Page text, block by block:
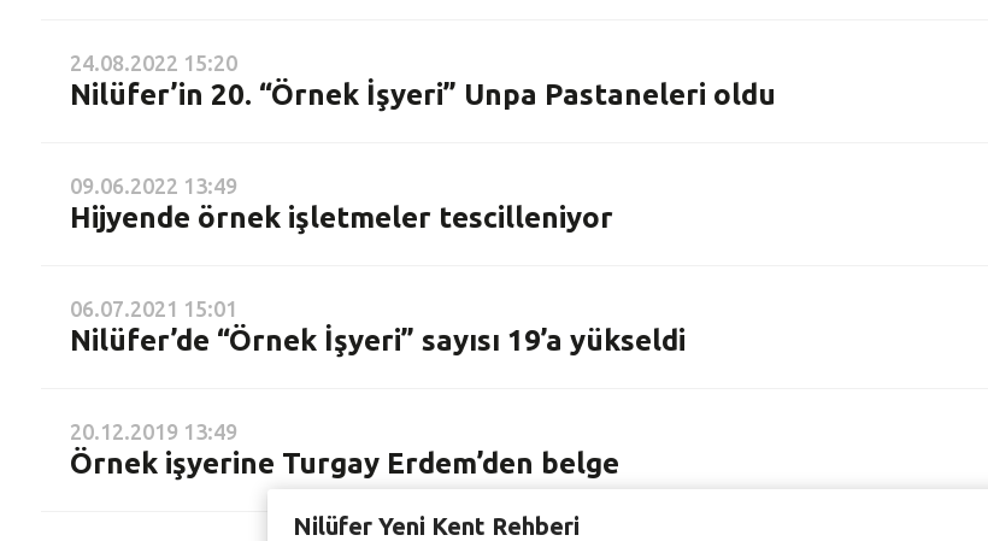
24.08.2022 15:20
Nilüfer’in 20. “Örnek İşyeri” Unpa Pastaneleri oldu
09.06.2022 13:49
Hijyende örnek işletmeler tescilleniyor
06.07.2021 15:01
Nilüfer’de “Örnek İşyeri” sayısı 19’a yükseldi
20.12.2019 13:49
Örnek işyerine Turgay Erdem’den belge
Nilüfer Yeni Kent Rehberi